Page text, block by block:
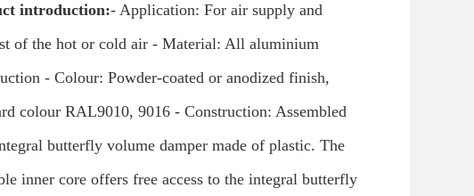
introduction:- Application: For air supply and
of the hot or cold air - Material: All aluminium
- Colour: Powder-coated or anodized finish,
colour RAL9010, 9016 - Construction: Assembled
butterfly volume damper made of plastic. The
inner core offers free access to the integral butterfly